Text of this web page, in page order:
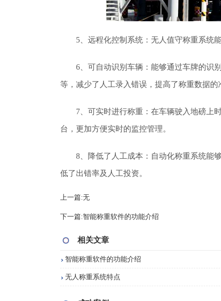
5、远程化控制系统：无人值守称重系统
6、可自动识别车辆：能够通过车牌的识
等，减少了人工录入错误，提高了称重数据的
7、可实时进行称重：在车辆驶入地磅上
台，更加方便实时的监控管理。
8、降低了人工成本：自动化称重系统能
低了出错率及人工投资。
上一篇:无
下一篇:智能称重软件的功能介绍
相关文章
智能称重软件的功能介绍
无人称重系统特点